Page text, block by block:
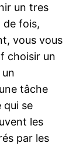
un tres
de fois,
vous vous
choisir un
tâche
qui se
les
par les